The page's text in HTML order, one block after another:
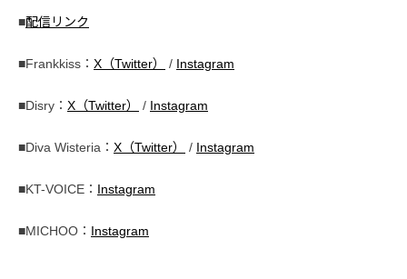
■配信リンク
■Frankkiss： X（Twitter） / Instagram
■Disry： X（Twitter） / Instagram
■Diva Wisteria： X（Twitter） / Instagram
■KT-VOICE： Instagram
■MICHOO： Instagram